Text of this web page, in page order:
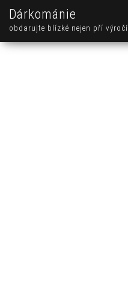
Dárkománie
obdarujte blízké nejen pří výročí